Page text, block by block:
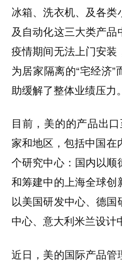
冰箱、洗衣机、及各类
及自动化这三大类产
疫情期间无法上门安装
为居家隔离的“宅经济
助缓解了整体业绩压力。
目前，美的的产品出
家和地区，包括中国在
个研究中心：国内以
和筹建中的上海全球
以美国研发中心、德
中心、意大利米兰设计
近日，美的国际产品管